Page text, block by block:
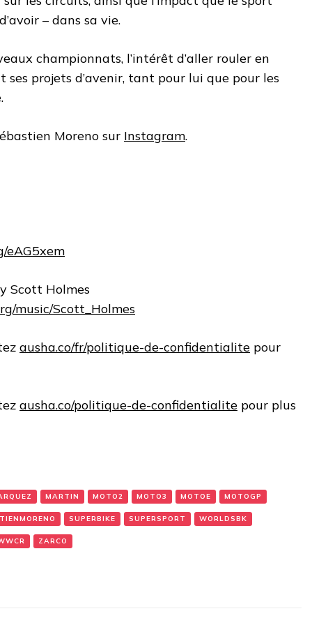
– dans sa vie.
championnats, l’intérêt d’aller rouler en
ses projets d’avenir, tant pour lui que pour les
Moreno sur Instagram.
eAG5xem
Scott Holmes
music/Scott_Holmes
ausha.co/fr/politique-de-confidentialite pour
ausha.co/politique-de-confidentialite pour plus
MARTIN MOTO2 MOTO3 MOTOE MOTOGP
SUPERBIKE SUPERSPORT WORLDSBK
ZARCO